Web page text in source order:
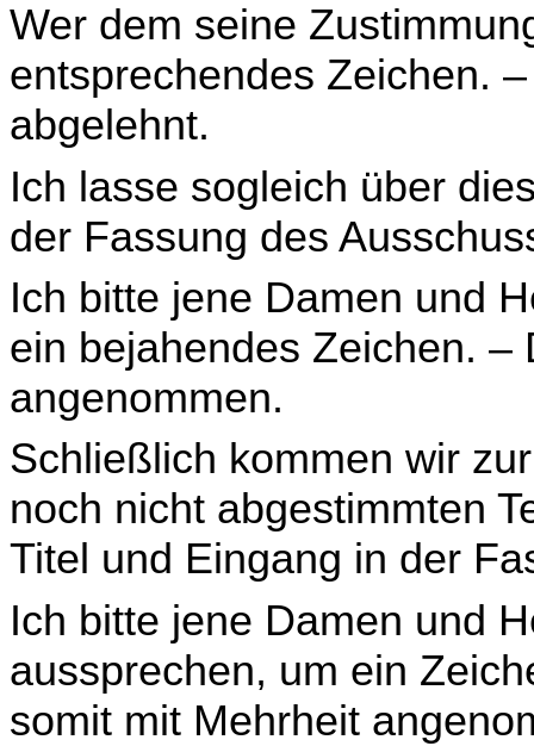
Wer dem seine
entsprechendes Zeichen.
abgelehnt.
Ich lasse sogleich über
der Fassung des
Ich bitte jene Damen und
ein bejahendes Zeichen. –
angenommen.
Schließlich kommen wir
noch nicht abgestimmten
Titel und Eingang in der
Ich bitte jene Damen und
aussprechen, um ein
somit mit Mehrheit